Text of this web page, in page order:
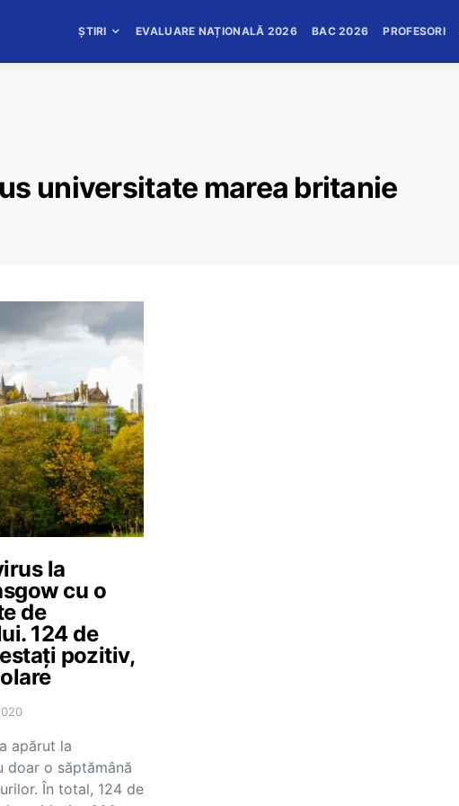
ȘTIRI EVALUARE NAȚIONALĂ 2026 BAC 2026 PROFESORI
universitate marea britanie
la
cu o
de
124 de
pozitiv,
apărut la
doar o săptămână
În total, 124 de